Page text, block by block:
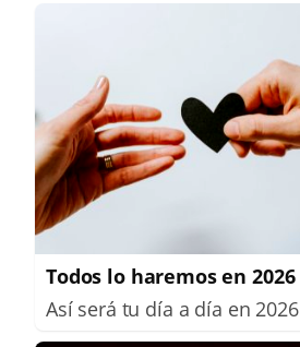
Todos lo haremos en 2026
Así será tu día a día en 2026